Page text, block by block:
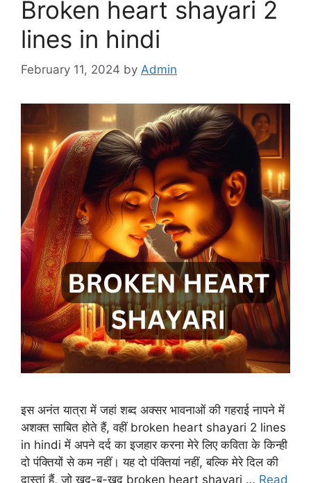
Broken heart shayari 2
lines in hindi
February 11, 2024 by Admin
इस अनंत यात्रा में जहां शब्द अक्सर भावनाओं की गहराई नापने में
अशक्त साबित होते हैं, वहीं broken heart shayari 2 lines
in hindi में अपने दर्द का इजहार करना मेरे लिए कविता के किन्ही
दो पंक्तियों से कम नहीं। यह दो पंक्तियां नहीं, बल्कि मेरे दिल की
दास्तां हैं, जो खुद-ब-खुद broken heart shayari … Read